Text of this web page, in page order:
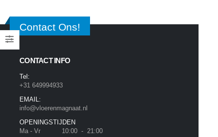
Contact Ons!
CONTACT INFO
Tel:
+31 649994933
EMAIL:
info@vloerenmagnaat.nl
OPENINGSTIJDEN
Ma - Vr 10:00 - 21:00